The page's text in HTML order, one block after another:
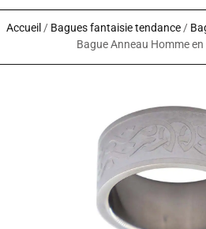
Accueil / Bagues fantaisie tendance/
Bague Anneau Homme en